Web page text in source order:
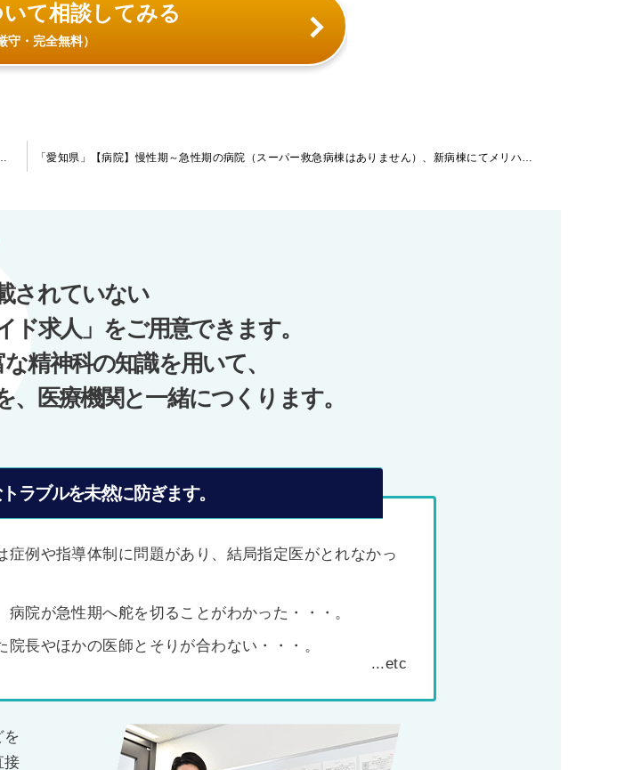
て相談してみる
守・完全無料）
されていない
求人」をご用意できます。
精神科の知識を用いて、
医療機関と一緒につくります。
ラブルを未然に防ぎます。
症例や指導体制に問題があり、結局指定医がとれなかっ
院が急性期へ舵を切ることがわかった・・・。
長やほかの医師とそりが合わない・・・。
を
接